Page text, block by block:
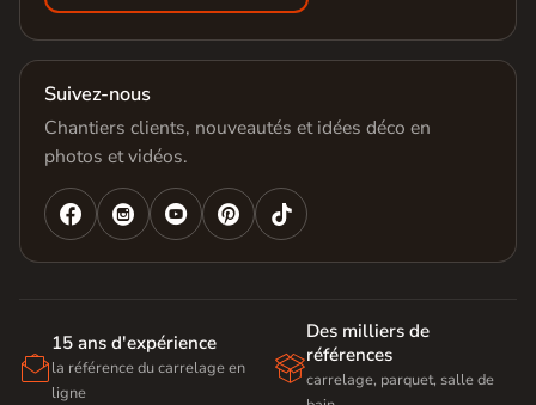
Suivez-nous
Chantiers clients, nouveautés et idées déco en
photos et vidéos.
   

15 ans d'expérience
la référence du carrelage en
ligne

Des milliers de
références
carrelage, parquet, salle de